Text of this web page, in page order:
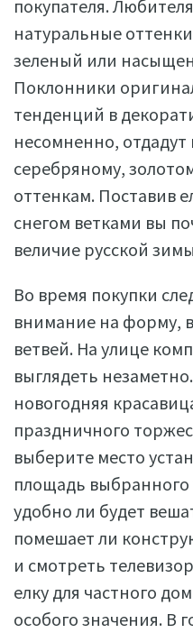
покупателя.
натуральные
зеленый или
Поклонники
тенденций в
несомненно,
серебряному,
оттенкам. Поставив
снегом ветками вы
величие русской
Во время покупки
внимание на форму,
ветвей. На улице
выглядеть
новогодняя
праздничного
выберите место
площадь выбранного
удобно ли будет
помешает ли
и смотреть
елку для частного
особого значения. В